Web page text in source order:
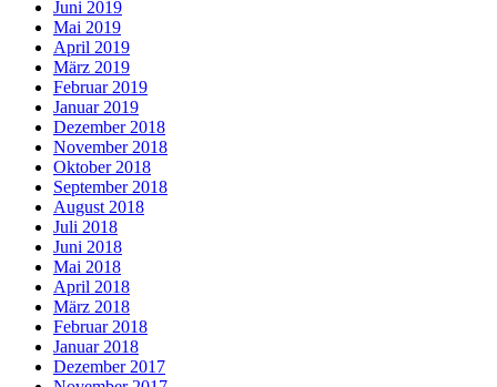
Juni 2019
Mai 2019
April 2019
März 2019
Februar 2019
Januar 2019
Dezember 2018
November 2018
Oktober 2018
September 2018
August 2018
Juli 2018
Juni 2018
Mai 2018
April 2018
März 2018
Februar 2018
Januar 2018
Dezember 2017